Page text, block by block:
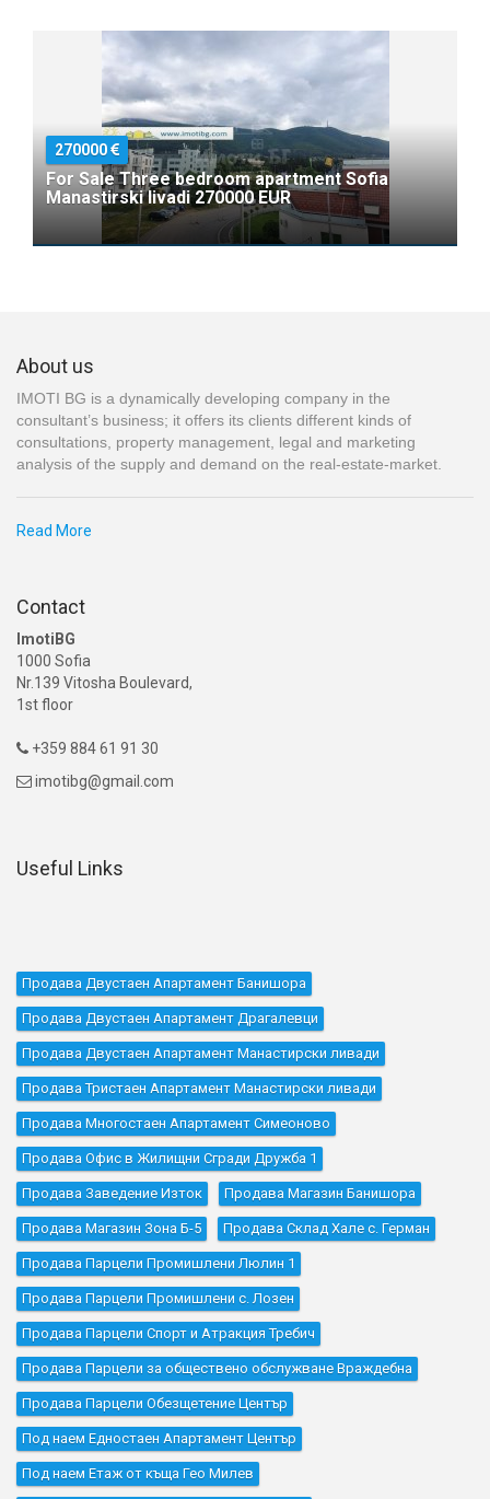
270000
For Sale Three bedroom apartment Sofia
Manastirski livadi 270000 EUR
About us
IMOTI BG is a dynamically developing company in the
consultant’s business; it offers its clients different kinds of
consultations, property management, legal and marketing
analysis of the supply and demand on the real-estate-market.
Read More
Contact
ImotiBG
1000 Sofia
Nr.139 Vitosha Boulevard,
1st floor
 +359 884 61 91 30
 imotibg@gmail.com
Useful Links
Продава Двустаен Апартамент Банишора
Продава Двустаен Апартамент Драгалевци
Продава Двустаен Апартамент Манастирски ливади
Продава Тристаен Апартамент Манастирски ливади
Продава Многостаен Апартамент Симеоново
Продава Офис в Жилищни Сгради Дружба 1
Продава Заведение Изток Продава Магазин Банишора
Продава Магазин Зона Б-5 Продава Склад Хале с. Герман
Продава Парцели Промишлени Люлин 1
Продава Парцели Промишлени с. Лозен
Продава Парцели Спорт и Атракция Требич
Продава Парцели за обществено обслужване Враждебна
Продава Парцели Обезщетение Център
Под наем Едностаен Апартамент Център
Под наем Етаж от къща Гео Милев